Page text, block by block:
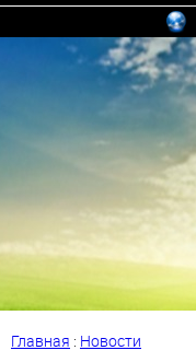
Главная : Новости